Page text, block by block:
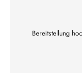
Bereitstellung